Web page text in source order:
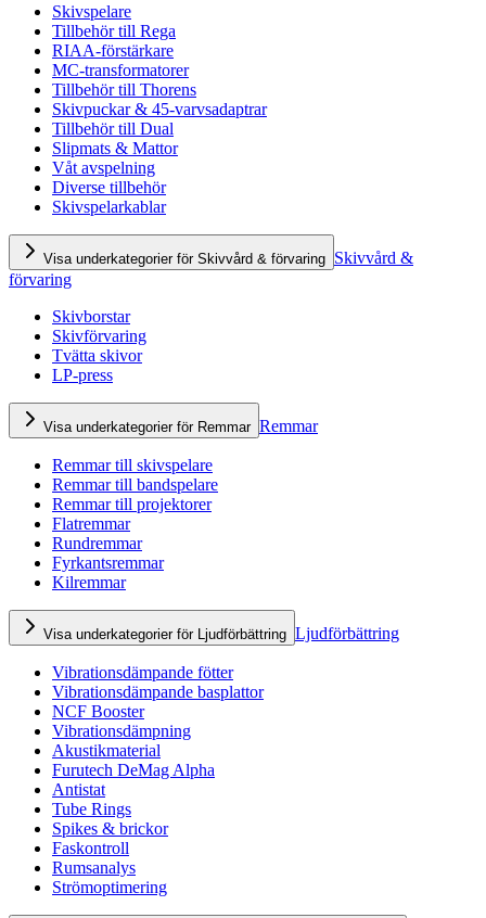
Skivspelare
Tillbehör till Rega
RIAA-förstärkare
MC-transformatorer
Tillbehör till Thorens
Skivpuckar & 45-varvsadaptrar
Tillbehör till Dual
Slipmats & Mattor
Våt avspelning
Diverse tillbehör
Skivspelarkablar
Visa underkategorier för Skivvård & förvaring Skivvård &
förvaring
Skivborstar
Skivförvaring
Tvätta skivor
LP-press
Visa underkategorier för Remmar Remmar
Remmar till skivspelare
Remmar till bandspelare
Remmar till projektorer
Flatremmar
Rundremmar
Fyrkantsremmar
Kilremmar
Visa underkategorier för Ljudförbättring Ljudförbättring
Vibrationsdämpande fötter
Vibrationsdämpande basplattor
NCF Booster
Vibrationsdämpning
Akustikmaterial
Furutech DeMag Alpha
Antistat
Tube Rings
Spikes & brickor
Faskontroll
Rumsanalys
Strömoptimering